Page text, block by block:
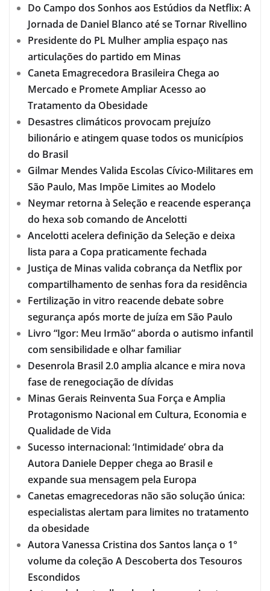
Do Campo dos Sonhos aos Estúdios da Netflix: A
Jornada de Daniel Blanco até se Tornar Rivellino
Presidente do PL Mulher amplia espaço nas
articulações do partido em Minas
Caneta Emagrecedora Brasileira Chega ao
Mercado e Promete Ampliar Acesso ao
Tratamento da Obesidade
Desastres climáticos provocam prejuízo
bilionário e atingem quase todos os municípios
do Brasil
Gilmar Mendes Valida Escolas Cívico-Militares em
São Paulo, Mas Impõe Limites ao Modelo
Neymar retorna à Seleção e reacende esperança
do hexa sob comando de Ancelotti
Ancelotti acelera definição da Seleção e deixa
lista para a Copa praticamente fechada
Justiça de Minas valida cobrança da Netflix por
compartilhamento de senhas fora da residência
Fertilização in vitro reacende debate sobre
segurança após morte de juíza em São Paulo
Livro “Igor: Meu Irmão” aborda o autismo infantil
com sensibilidade e olhar familiar
Desenrola Brasil 2.0 amplia alcance e mira nova
fase de renegociação de dívidas
Minas Gerais Reinventa Sua Força e Amplia
Protagonismo Nacional em Cultura, Economia e
Qualidade de Vida
Sucesso internacional: ‘Intimidade’ obra da
Autora Daniele Depper chega ao Brasil e
expande sua mensagem pela Europa
Canetas emagrecedoras não são solução única:
especialistas alertam para limites no tratamento
da obesidade
Autora Vanessa Cristina dos Santos lança o 1°
volume da coleção A Descoberta dos Tesouros
Escondidos